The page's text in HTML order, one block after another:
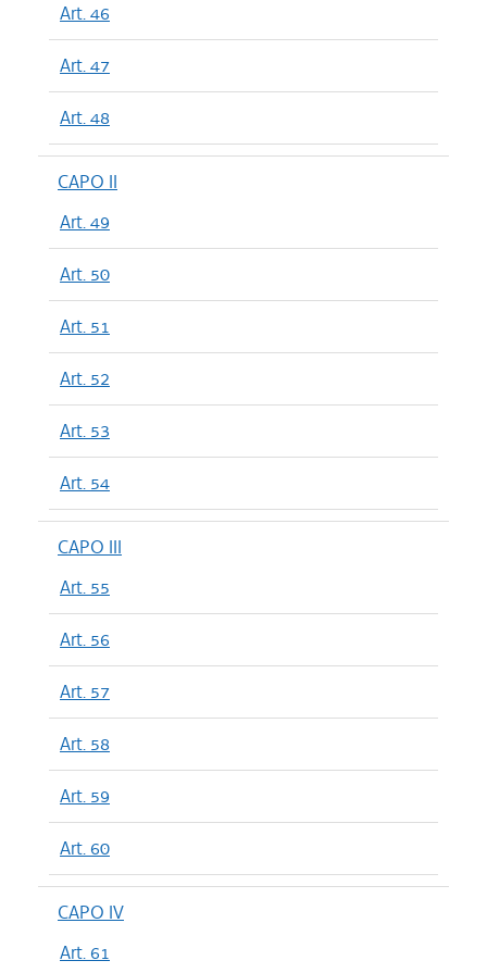
Art. 46
Art. 47
Art. 48
CAPO II
Art. 49
Art. 50
Art. 51
Art. 52
Art. 53
Art. 54
CAPO III
Art. 55
Art. 56
Art. 57
Art. 58
Art. 59
Art. 60
CAPO IV
Art. 61